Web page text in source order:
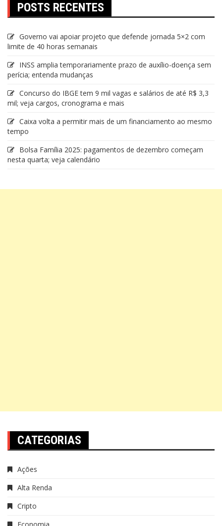
POSTS RECENTES
Governo vai apoiar projeto que defende jornada 5×2 com
limite de 40 horas semanais
INSS amplia temporariamente prazo de auxílio-doença sem
perícia; entenda mudanças
Concurso do IBGE tem 9 mil vagas e salários de até R$ 3,3
mil; veja cargos, cronograma e mais
Caixa volta a permitir mais de um financiamento ao mesmo
tempo
Bolsa Família 2025: pagamentos de dezembro começam
nesta quarta; veja calendário
CATEGORIAS
Ações
Alta Renda
Cripto